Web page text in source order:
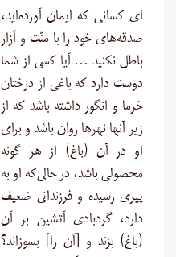
ای کسانی که ایمان آورده‌اید،
صدقه‌های خود را با منّت و آزار
باطل نکنید … آیا کسى از شما
دوست دارد که باغى از درختان
خرما و انگور داشته باشد که از
زیر آنها نهرها روان باشد‏ و براى
او در آن (باغ‏) از هر گونه
محصولی باشد، در حالى‌که او به
پیرى رسیده و فرزندانى ضعیف
دارد، گردبادى آتشین بر آن
(باغ‏) بزند و [آن را] بسوزاند؟